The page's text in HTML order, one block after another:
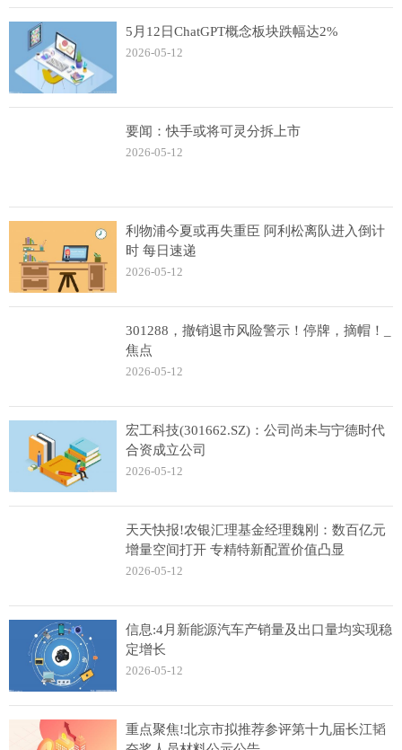
5月12日ChatGPT概念板块跌幅达2%
2026-05-12
要闻：快手或将可灵分拆上市
2026-05-12
利物浦今夏或再失重臣 阿利松离队进入倒计
时 每日速递
2026-05-12
301288，撤销退市风险警示！停牌，摘帽！_
焦点
2026-05-12
宏工科技(301662.SZ)：公司尚未与宁德时代
合资成立公司
2026-05-12
天天快报!农银汇理基金经理魏刚：数百亿元
增量空间打开 专精特新配置价值凸显
2026-05-12
信息:4月新能源汽车产销量及出口量均实现稳
定增长
2026-05-12
重点聚焦!北京市拟推荐参评第十九届长江韬